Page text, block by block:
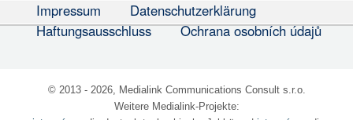
Impressum
Datenschutzerklärung
Haftungsausschluss
Ochrana osobních údajů
© 2013 - 2026, Medialink Communications Consult s.r.o.
Weitere Medialink-Projekte: